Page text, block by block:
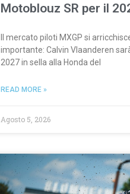
Motoblouz SR per il
Il mercato piloti MXGP si
importante: Calvin Vlaanderen
2027 in sella alla Honda del
READ MORE »
Agosto 5, 2026